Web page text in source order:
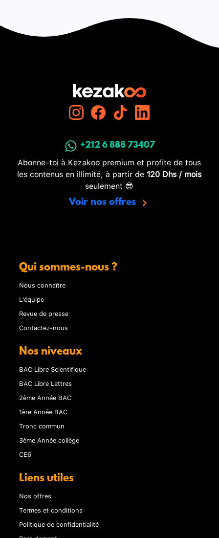
+212 6 888 73407
Abonne-toi à Kezakoo premium et profite de tous
les contenus en illimité, à partir de 120 Dhs / mois
seulement 😎
Voir nos offres
Qui sommes-nous ?
Nous connaître
L'équipe
Revue de presse
Contactez-nous
Nos niveaux
BAC Libre Scientifique
BAC Libre Lettres
2ème Année BAC
1ère Année BAC
Tronc commun
3ème Année collège
CE6
Liens utiles
Nos offres
Termes et conditions
Politique de confidentialité